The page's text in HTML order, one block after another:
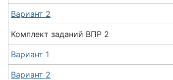
Вариант 2
Комплект заданий ВПР 2
Вариант 1
Вариант 2